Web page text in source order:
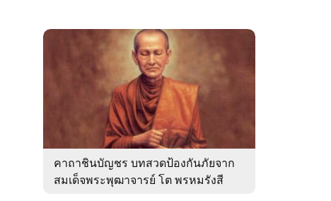
คาถาชินบัญชร บทสวดป้องกันภัยจาก
สมเด็จพระพุฒาจารย์ โต พรหมรังสี